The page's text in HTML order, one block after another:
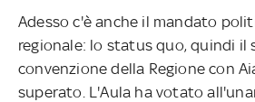
Adesso c'è anche il mandato
regionale: lo status quo, quindi il
convenzione della Regione con
superato. L'Aula ha votato